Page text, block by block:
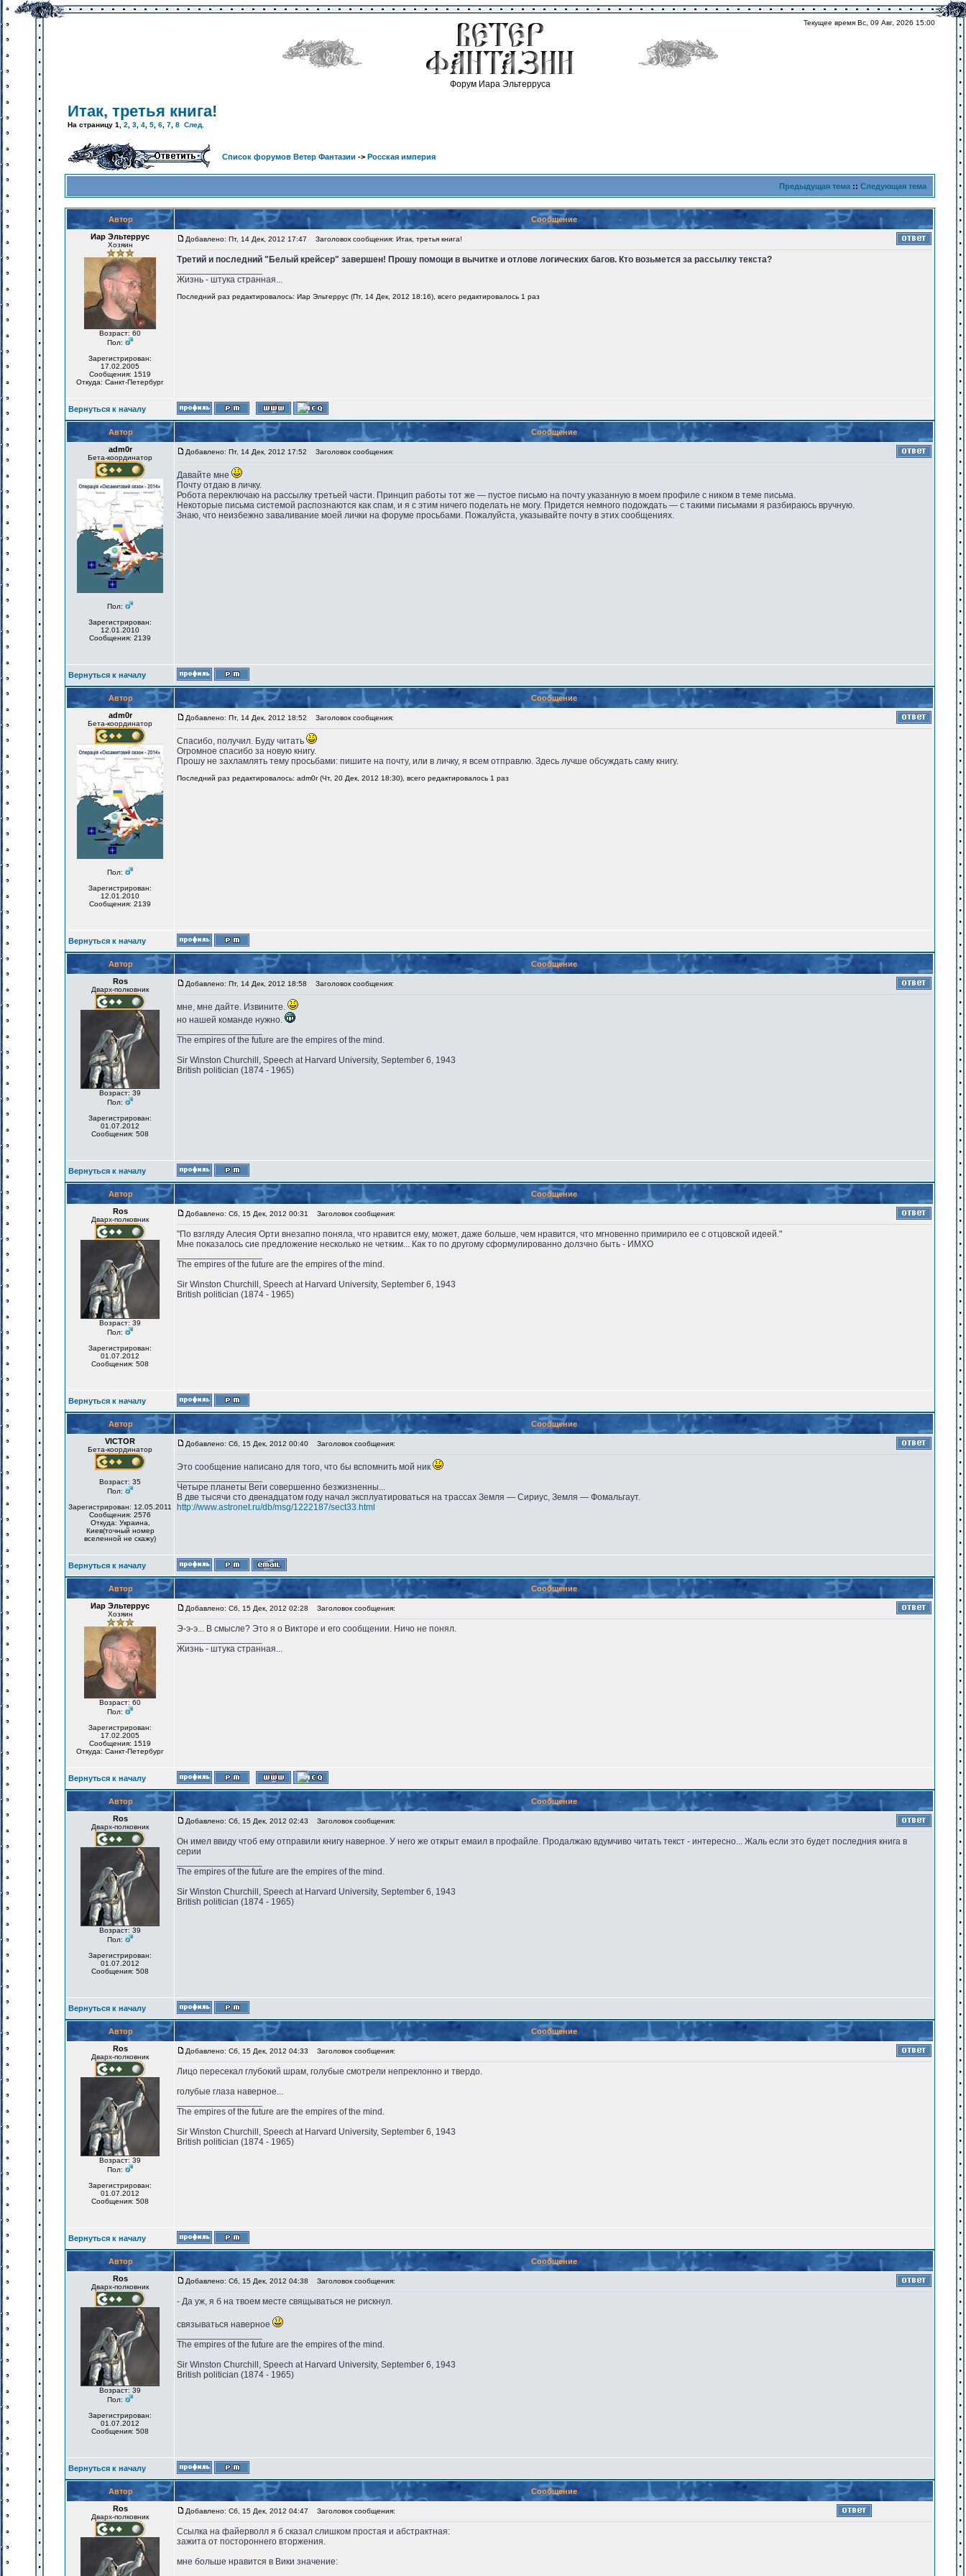
Форум Иара Эльтерруса
Текущее время Вс, 09 Авг, 2026 15:00
Итак, третья книга!
На страницу 1 2 3 4 5 6 7 8 След.
Список форумов Ветер Фантазии -> Росская империя
Предыдущая тема :: Следующая тема
Автор
Сообщение
Иар Эльтеррус
Хозяин
Возраст: 60
Пол:
Зарегистрирован:
17.02.2005
Сообщения: 1519
Откуда: Санкт-Петербург
Добавлено: Пт, 14 Дек, 2012 17:47 Заголовок сообщения: Итак, третья книга!
Третий и последний "Белый крейсер" завершен! Прошу помощи в вычитке и отлове логических багов. Кто возьмется за рассылку текста?
Жизнь - штука странная...
Последний раз редактировалось: Иар Эльтеррус (Пт, 14 Дек, 2012 18:16), всего редактировалось 1 раз
Вернуться к началу
Автор
Сообщение
adm0r
Бета-координатор
Пол:
Зарегистрирован:
12.01.2010
Сообщения: 2139
Добавлено: Пт, 14 Дек, 2012 17:52 Заголовок сообщения:
Давайте мне
Почту отдаю в личку.
Робота переключаю на рассылку третьей части. Принцип работы тот же — пустое письмо на почту указанную в моем профиле с ником в теме письма.
Некоторые письма системой распознаются как спам, и я с этим ничего поделать не могу. Придется немного подождать — с такими письмами я разбираюсь вручную.
Знаю, что неизбежно заваливание моей лички на форуме просьбами. Пожалуйста, указывайте почту в этих сообщениях.
Вернуться к началу
Автор
Сообщение
adm0r
Бета-координатор
Пол:
Зарегистрирован:
12.01.2010
Сообщения: 2139
Добавлено: Пт, 14 Дек, 2012 18:52 Заголовок сообщения:
Спасибо, получил. Буду читать
Огромное спасибо за новую книгу.
Прошу не захламлять тему просьбами: пишите на почту, или в личку, я всем отправлю. Здесь лучше обсуждать саму книгу.
Последний раз редактировалось: adm0r (Чт, 20 Дек, 2012 18:30), всего редактировалось 1 раз
Вернуться к началу
Автор
Сообщение
Ros
Дварх-полковник
Возраст: 39
Пол:
Зарегистрирован:
01.07.2012
Сообщения: 508
Добавлено: Пт, 14 Дек, 2012 18:58 Заголовок сообщения:
мне, мне дайте. Извините.
но нашей команде нужно.
The empires of the future are the empires of the mind.
Sir Winston Churchill, Speech at Harvard University, September 6, 1943
British politician (1874 - 1965)
Вернуться к началу
Автор
Сообщение
Ros
Дварх-полковник
Возраст: 39
Пол:
Зарегистрирован:
01.07.2012
Сообщения: 508
Добавлено: Сб, 15 Дек, 2012 00:31 Заголовок сообщения:
"По взгляду Алесия Орти внезапно поняла, что нравится ему, может, даже больше, чем нравится, что мгновенно примирило ее с отцовской идеей."
Мне показалось сие предложение несколько не четким... Как то по другому сформулированно долзчно быть - ИМХО
The empires of the future are the empires of the mind.
Sir Winston Churchill, Speech at Harvard University, September 6, 1943
British politician (1874 - 1965)
Вернуться к началу
Автор
Сообщение
VICTOR
Бета-координатор
Возраст: 35
Пол:
Зарегистрирован: 12.05.2011
Сообщения: 2576
Откуда: Украина,
Киев(точный номер
вселенной не скажу)
Добавлено: Сб, 15 Дек, 2012 00:40 Заголовок сообщения:
Это сообщение написано для того, что бы вспомнить мой ник
Четыре планеты Веги совершенно безжизненны...
В две тысячи сто двенадцатом году начал эксплуатироваться на трассах Земля — Сириус, Земля — Фомальгаут.
http://www.astronet.ru/db/msg/1222187/sect33.html
Вернуться к началу
Автор
Сообщение
Иар Эльтеррус
Хозяин
Возраст: 60
Пол:
Зарегистрирован:
17.02.2005
Сообщения: 1519
Откуда: Санкт-Петербург
Добавлено: Сб, 15 Дек, 2012 02:28 Заголовок сообщения:
Э-э-э... В смысле? Это я о Викторе и его сообщении. Ничо не понял.
Жизнь - штука странная...
Вернуться к началу
Автор
Сообщение
Ros
Дварх-полковник
Возраст: 39
Пол:
Зарегистрирован:
01.07.2012
Сообщения: 508
Добавлено: Сб, 15 Дек, 2012 02:43 Заголовок сообщения:
Он имел ввиду чтоб ему отправили книгу наверное. У него же открыт емаил в профайле. Продалжаю вдумчиво читать текст - интересно... Жаль если это будет последния книга в
серии
The empires of the future are the empires of the mind.
Sir Winston Churchill, Speech at Harvard University, September 6, 1943
British politician (1874 - 1965)
Вернуться к началу
Автор
Сообщение
Ros
Дварх-полковник
Возраст: 39
Пол:
Зарегистрирован:
01.07.2012
Сообщения: 508
Добавлено: Сб, 15 Дек, 2012 04:33 Заголовок сообщения:
Лицо пересекал глубокий шрам, голубые смотрели непреклонно и твердо.
голубые глаза наверное...
The empires of the future are the empires of the mind.
Sir Winston Churchill, Speech at Harvard University, September 6, 1943
British politician (1874 - 1965)
Вернуться к началу
Автор
Сообщение
Ros
Дварх-полковник
Возраст: 39
Пол:
Зарегистрирован:
01.07.2012
Сообщения: 508
Добавлено: Сб, 15 Дек, 2012 04:38 Заголовок сообщения:
- Да уж, я б на твоем месте свящываться не рискнул.
связываться наверное
The empires of the future are the empires of the mind.
Sir Winston Churchill, Speech at Harvard University, September 6, 1943
British politician (1874 - 1965)
Вернуться к началу
Автор
Сообщение
Ros
Дварх-полковник
Добавлено: Сб, 15 Дек, 2012 04:47 Заголовок сообщения:
Ссылка на файерволл я б сказал слишком простая и абстрактная:
зажита от постороннего вторжения.
мне больше нравится в Вики значение: